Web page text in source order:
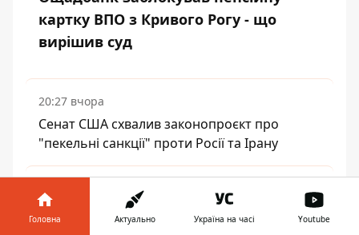
картку ВПО з Кривого Рогу - що
вирішив суд
20:27 вчора
Сенат США схвалив законопроєкт про
"пекельні санкції" проти Росії та Ірану
Укрзалізниця повідомила про масштабні
затримки поїздів увечері 7 серпня
Головна Актуально Україна на часі Youtube